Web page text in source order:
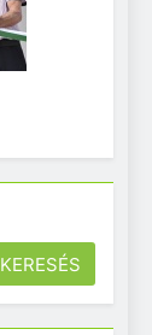
KERESÉS